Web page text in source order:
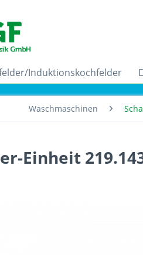
Induktionskochfelder
Waschmaschinen
Einheit